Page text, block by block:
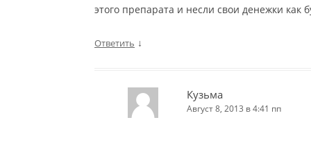
этого препарата и несли свои денежки как
Ответить ↓
Кузьма
Август 8, 2013 в 4:41 пп